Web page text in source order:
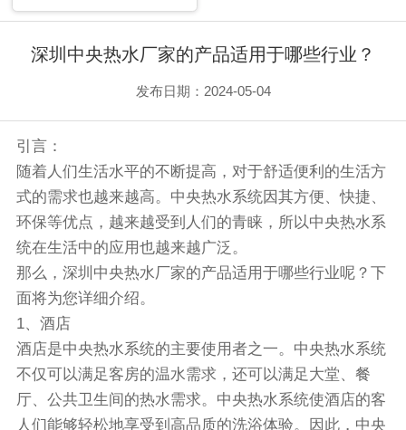
深圳中央热水厂家的产品适用于哪些行业？
发布日期：2024-05-04
引言：
随着人们生活水平的不断提高，对于舒适便利的生活方
式的需求也越来越高。中央热水系统因其方便、快捷、
环保等优点，越来越受到人们的青睐，所以中央热水系
统在生活中的应用也越来越广泛。
那么，深圳中央热水厂家的产品适用于哪些行业呢？下
面将为您详细介绍。
1、酒店
酒店是中央热水系统的主要使用者之一。中央热水系统
不仅可以满足客房的温水需求，还可以满足大堂、餐
厅、公共卫生间的热水需求。中央热水系统使酒店的客
人们能够轻松地享受到高品质的洗浴体验。因此，中央